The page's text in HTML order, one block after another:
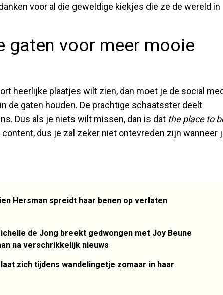
voor al die geweldige kiekjes die ze de wereld in
gaten voor meer mooie
heerlijke plaatjes wilt zien, dan moet je de social
de gaten houden. De prachtige schaatsster deelt
Dus als je niets wilt missen, dan is dat the place to
dus je zal zeker niet ontevreden zijn wanneer
Hersman spreidt haar benen op verlaten
de Jong breekt gedwongen met Joy Beune
na verschrikkelijk nieuws
zich tijdens wandelingetje zomaar in haar